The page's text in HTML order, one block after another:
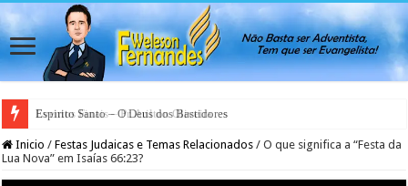
Espirito Santo – O Deus dos Bastidores
Inicio / Festas Judaicas e Temas Relacionados / O que significa a “Festa da
Lua Nova” em Isaías 66:23?